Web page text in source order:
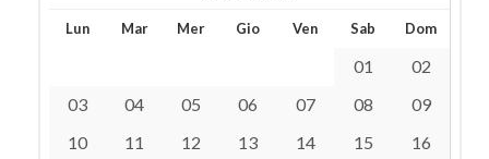
Lun Mar Mer Gio Ven Sab Dom
01
02
03
04 05 06 07 08
09
10
11 12 13 14 15
16